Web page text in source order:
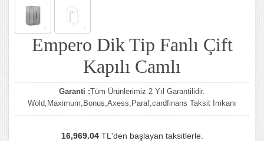
Empero Dik Tip Fanlı Çift
Kapılı Camlı
Garanti :Tüm Ürünlerimiz 2 Yıl Garantilidir.
Wold,Maximum,Bonus,Axess,Paraf,cardfinans Taksit İmkanı
16,969.04TL'den başlayan taksitlerle.